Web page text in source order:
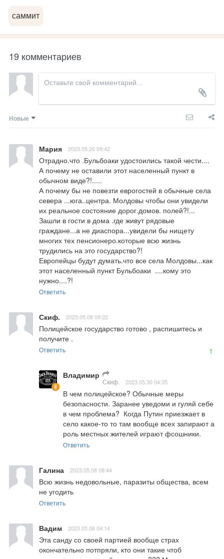
саммит
19 комментариев
Новые
Мария 2023.05.26 09:42
Отрадно.что .Бульбоаки удостоились такой чести....
А почему не оставили этот населенный пункт в
обычном виде?!.....
А почему бы не повезти еврогостей в обычные села
севера ...юга..центра. Молдовы чтобы они увидели
их реальное состояние дорог.домов. полей?!...
Зашли в гости в дома .где живут рядовые
граждане...а не диаспора...увидели бы нищету
многих тех пенсионеро.которые всю жизнь
трудились на это государство?!
Европейцы будут думать.что все села Молдовы...как
этот населенный пункт Бульбоаки  ....кому это
нужно....?!
Ответить
Скиф. 2023.05.08 09:22
Полицейское государство готово , распишитесь и
получите .
Ответить 1
Владимир
Скиф. 2023.05.30 04:35
В чем полицейское? Обычные меры
безопасности. Заранее уведоми и гуляй себе
в чем проблема?  Когда Путин приезжает в
село какое-то то там вообще всех запирают а
роль местных жителей играют фсошники.
Ответить
Галина 2023.05.08 08:44
Всю жизнь недовольные, паразиты общества, всем
не угодить
Ответить
Вадим 2023.05.08 04:14
Эта санду со своей партией вообще страх
окончательно потпряли, кто они такие чтоб